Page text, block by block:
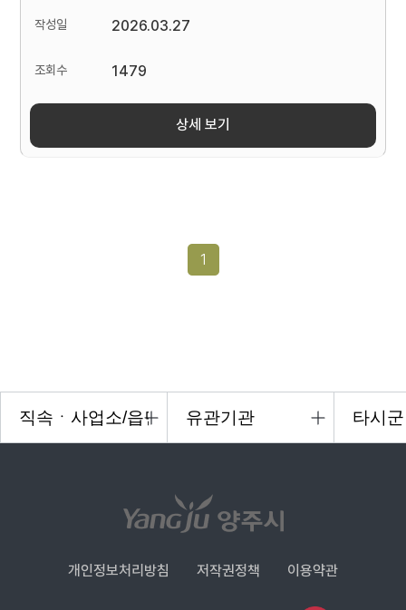
2026.03.27
1479
상세 보기
1
개인정보처리방침 저작권정책 이용약관